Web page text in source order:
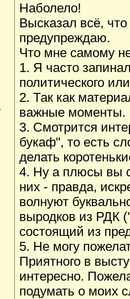
Наболело!
Высказал всё,
предупреждаю.
Что мне самому
1. Я часто
политического
2. Так как
важные моменты.
3. Смотрится
букаф", то есть
делать
4. Ну а плюсы вы
них - правда,
волнуют
выродков из РДК
состоящий из
5. Не могу
Приятного в
интересно.
подумать о моих